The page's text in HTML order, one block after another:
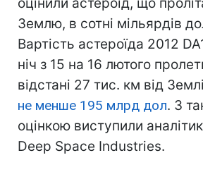
Землю, в сотні мільярдів
Вартість астероїда 2012
ніч з 15 на 16 лютого
відстані 27 тис. км від
не менше 195 млрд дол. З
оцінкою виступили
Deep Space Industries.